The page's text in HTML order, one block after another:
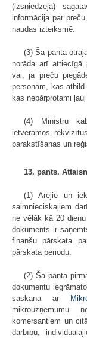
(izsniedzēja)
informācija par
naudas izteiksmē.
(3) Šā panta
norāda arī attiecīgā
vai, ja preču
personām, kas
kas nepārprotami
(4) Ministru
ietveramos
parakstīšanas un
13. pants.
(1) Ārējie un
saimnieciskajiem
ne vēlāk kā 20
dokuments ir
finanšu pārskata
pārskata periodu.
(2) Šā panta
dokumentu
saskaņā ar
mikrouzņēmumu
komersantiem un
darbību,